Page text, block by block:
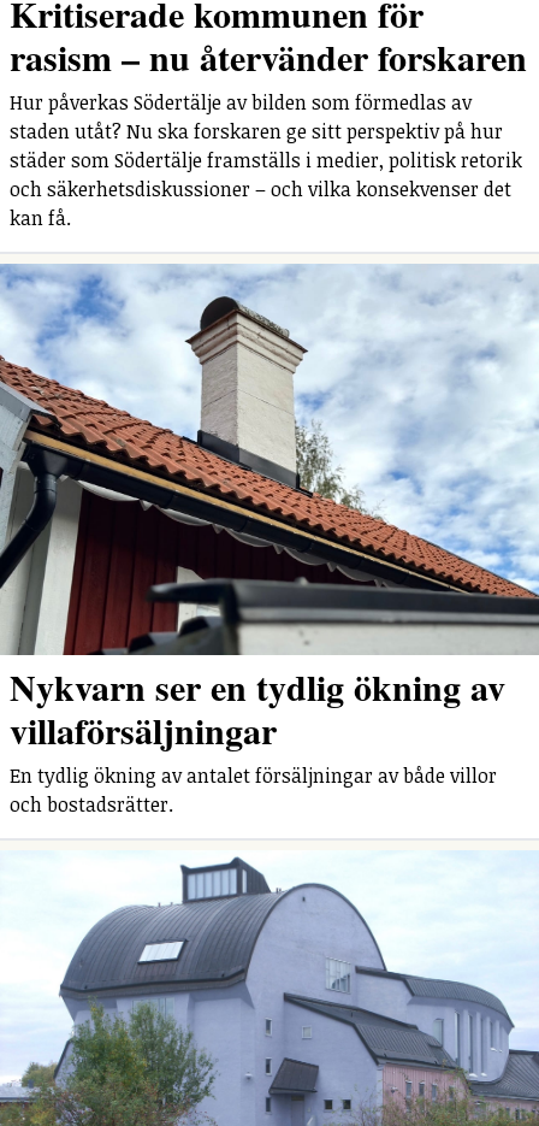
Kritiserade kommunen för
rasism – nu återvänder forskaren
Hur påverkas Södertälje av bilden som förmedlas av
staden utåt? Nu ska forskaren ge sitt perspektiv på hur
städer som Södertälje framställs i medier, politisk retorik
och säkerhetsdiskussioner – och vilka konsekvenser det
kan få.
Nykvarn ser en tydlig ökning av
villaförsäljningar
En tydlig ökning av antalet försäljningar av både villor
och bostadsrätter.